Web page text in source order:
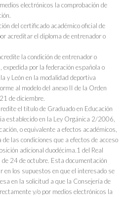
electrónicos la comprobación de
del certificado académico oficial de
acreditar el diploma de entrenador o
la condición de entrenador o
expedida por la federación española o
y León en la modalidad deportiva
al modelo del anexo II de la Orden
de diciembre.
el título de Graduado en Educación
establecido en la Ley Orgánica 2/2006,
o equivalente a efectos académicos,
las condiciones que a efectos de acceso
adicional duodécima.1 del Real
24 de octubre. Esta documentación
en los supuestos en que el interesado se
en la solicitud a que la Consejería de
y/o por medios electrónicos la